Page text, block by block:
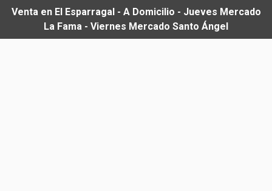
Venta en El Esparragal - A Domicilio - Jueves Mercado
La Fama - Viernes Mercado Santo Ángel